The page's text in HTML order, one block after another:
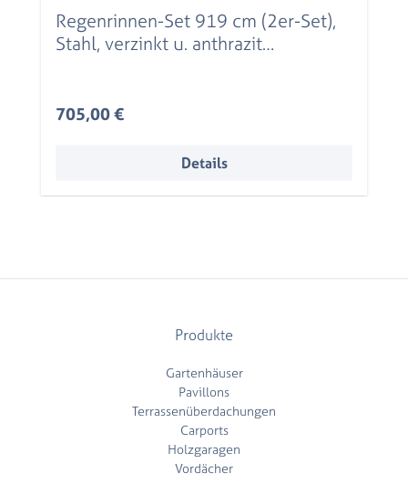
Regenrinnen-Set 919 cm (2er-Set),
Stahl, verzinkt u. anthrazit
Regulärer Preis:
705,00 €
Details
Produkte
Gartenhäuser
Pavillons
Terrassenüberdachungen
Carports
Holzgaragen
Vordächer